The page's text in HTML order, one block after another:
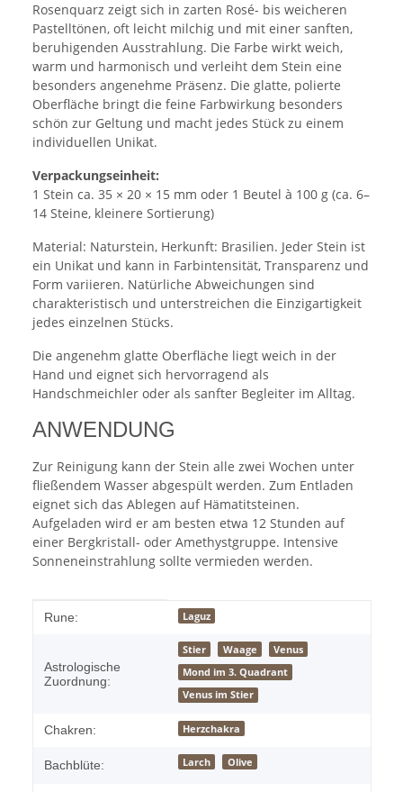
Rosenquarz zeigt sich in zarten Rosé- bis weicheren
Pastelltönen, oft leicht milchig und mit einer sanften,
beruhigenden Ausstrahlung. Die Farbe wirkt weich,
warm und harmonisch und verleiht dem Stein eine
besonders angenehme Präsenz. Die glatte, polierte
Oberfläche bringt die feine Farbwirkung besonders
schön zur Geltung und macht jedes Stück zu einem
individuellen Unikat.
Verpackungseinheit:
1 Stein ca. 35 × 20 × 15 mm oder 1 Beutel à 100 g (ca. 6–
14 Steine, kleinere Sortierung)
Material: Naturstein, Herkunft: Brasilien. Jeder Stein ist
ein Unikat und kann in Farbintensität, Transparenz und
Form variieren. Natürliche Abweichungen sind
charakteristisch und unterstreichen die Einzigartigkeit
jedes einzelnen Stücks.
Die angenehm glatte Oberfläche liegt weich in der
Hand und eignet sich hervorragend als
Handschmeichler oder als sanfter Begleiter im Alltag.
ANWENDUNG
Zur Reinigung kann der Stein alle zwei Wochen unter
fließendem Wasser abgespült werden. Zum Entladen
eignet sich das Ablegen auf Hämatitsteinen.
Aufgeladen wird er am besten etwa 12 Stunden auf
einer Bergkristall- oder Amethystgruppe. Intensive
Sonneneinstrahlung sollte vermieden werden.
Produkteigenschaft
Wert
Rune: Laguz
Astrologische
Zuordnung:
Stier Waage
Venus
Mond im 3. Quadrant
Venus im Stier
Chakren: Herzchakra
Bachblüte: Larch Olive